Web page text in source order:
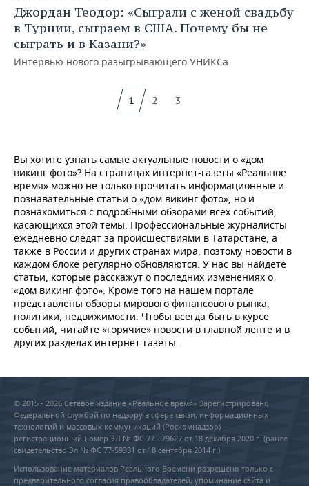
Джордан Теодор: «Сыграли с женой свадьбу
в Турции, сыграем в США. Почему бы не
сыграть и в Казани?»
Интервью нового разыгрывающего УНИКСа
1 2 3
Вы хотите узнать самые актуальные новости о «дом
викинг фото»? На страницах интернет-газеты «Реальное
время» можно не только прочитать информационные и
познавательные статьи о «дом викинг фото», но и
познакомиться с подробными обзорами всех событий,
касающихся этой темы. Профессиональные журналисты
ежедневно следят за происшествиями в Татарстане, а
также в России и других странах мира, поэтому новости в
каждом блоке регулярно обновляются. У нас вы найдете
статьи, которые расскажут о последних изменениях о
«дом викинг фото». Кроме того на нашем портале
представлены обзоры мирового финансового рынка,
политики, недвижимости. Чтобы всегда быть в курсе
событий, читайте «горячие» новости в главной ленте и в
других разделах интернет-газеты.
© 2015 - 2026 Сетевое издание «Реальное время» Зарегистрировано
Федеральной службой по надзору в сфере связи, информационных
технологий и массовых коммуникаций (Роскомнадзор) –
регистрационный номер ЭЛ № ФС 77 - 79627 от 18 декабря 2020 г. (ранее
свидетельство Эл № ФС 77-59331 от 18 сентября 2014 г.)
Использование материалов Реального Времени разрешено только с
предварительного согласия правообладателей, упоминание сайта и